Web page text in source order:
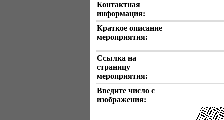
Контактная
информация:
Краткое описание
мероприятия:
Ссылка на
страницу
мероприятия:
Введите число с
изображения: